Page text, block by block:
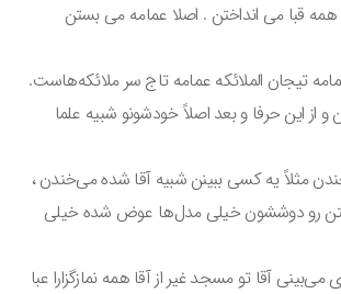
قبا می انداختن . اصلا عمامه می بستن
تیجان الملائکه عمامه تاج سر ملائکه‌هاست.
این حرفا و بعد اصلاً خودشونو شبیه علما
مثلاً یه کسی ببینن شبیه آقا شده می‌خندن ،
رو دوششون خیلی مدل‌ها عوض شده خیلی
آقا تو مسجد غیر از آقا همه نمازگزارا عبا